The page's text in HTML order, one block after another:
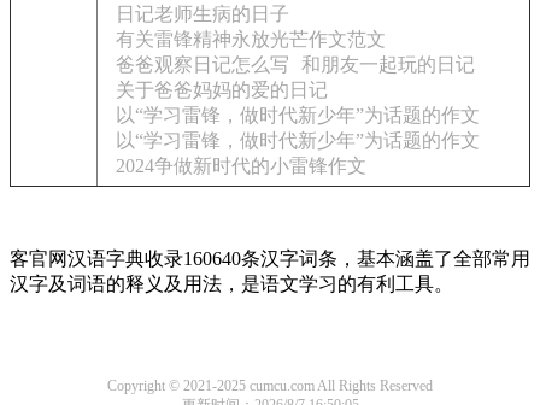
日记老师生病的日子
有关雷锋精神永放光芒作文范文
爸爸观察日记怎么写
和朋友一起玩的日记
关于爸爸妈妈的爱的日记
以“学习雷锋，做时代新少年”为话题的作文
以“学习雷锋，做时代新少年”为话题的作文
2024争做新时代的小雷锋作文
客官网汉语字典收录160640条汉字词条，基本涵盖了全部常用
汉字及词语的释义及用法，是语文学习的有利工具。
Copyright © 2021-2025 cumcu.com All Rights Reserved